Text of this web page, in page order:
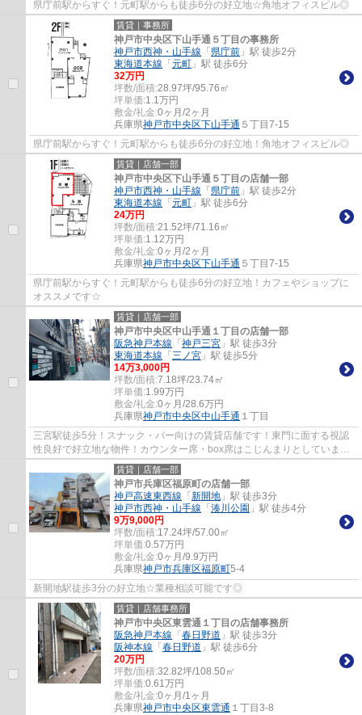
県庁前駅からすぐ！元町駅からも徒歩6分の好立地☆角地オフィスビル◎
賃貸｜事務所
神戸市中央区下山手通５丁目の事務所
神戸市西神・山手線 「 県庁前 」駅 徒歩2分
東海道本線 「 元町 」駅 徒歩6分
32万円
坪数/面積:28.97坪/95.76㎡
坪単価:1.1万円
敷金/礼金:0ヶ月/2ヶ月
兵庫県神戸市中央区下山手通 ５丁目7-15
県庁前駅からすぐ！元町駅からも徒歩6分の好立地！角地オフィスビル◎
賃貸｜店舗一部
神戸市中央区下山手通５丁目の店舗一部
神戸市西神・山手線 「 県庁前 」駅 徒歩2分
東海道本線 「 元町 」駅 徒歩6分
24万円
坪数/面積:21.52坪/71.16㎡
坪単価:1.12万円
敷金/礼金:0ヶ月/2ヶ月
兵庫県神戸市中央区下山手通 ５丁目7-15
県庁前駅からすぐ！元町駅からも徒歩6分の好立地！カフェやショップに
オススメです☆
賃貸｜店舗一部
神戸市中央区中山手通１丁目の店舗一部
阪急神戸本線 「 神戸三宮 」駅 徒歩3分
東海道本線 「 三ノ宮 」駅 徒歩5分
14万3,000円
坪数/面積:7.18坪/23.74㎡
坪単価:1.99万円
敷金/礼金:0ヶ月/28.6万円
兵庫県神戸市中央区中山手通 １丁目
三宮駅徒歩5分！スナック・バー向けの賃貸店舗です！東門に面する視認
性良好で好立地な物件！カウンター席・box席はこじんまりとしています♪
ぜひお気軽にお問い合わせください♪
賃貸｜店舗一部
神戸市兵庫区福原町の店舗一部
神戸高速東西線 「 新開地 」駅 徒歩3分
神戸市西神・山手線 「 湊川公園 」駅 徒歩4分
9万9,000円
坪数/面積:17.24坪/57.00㎡
坪単価:0.57万円
敷金/礼金:0ヶ月/9.9万円
兵庫県神戸市兵庫区福原町5-4
新開地駅徒歩3分の好立地☆業種相談可能です◎
賃貸｜店舗事務所
神戸市中央区東雲通１丁目の店舗事務所
阪急神戸本線 「 春日野道 」駅 徒歩3分
阪神本線 「 春日野道 」駅 徒歩6分
20万円
坪数/面積:32.82坪/108.50㎡
坪単価:0.61万円
敷金/礼金:0ヶ月/1ヶ月
兵庫県神戸市中央区東雲通 １丁目3-8